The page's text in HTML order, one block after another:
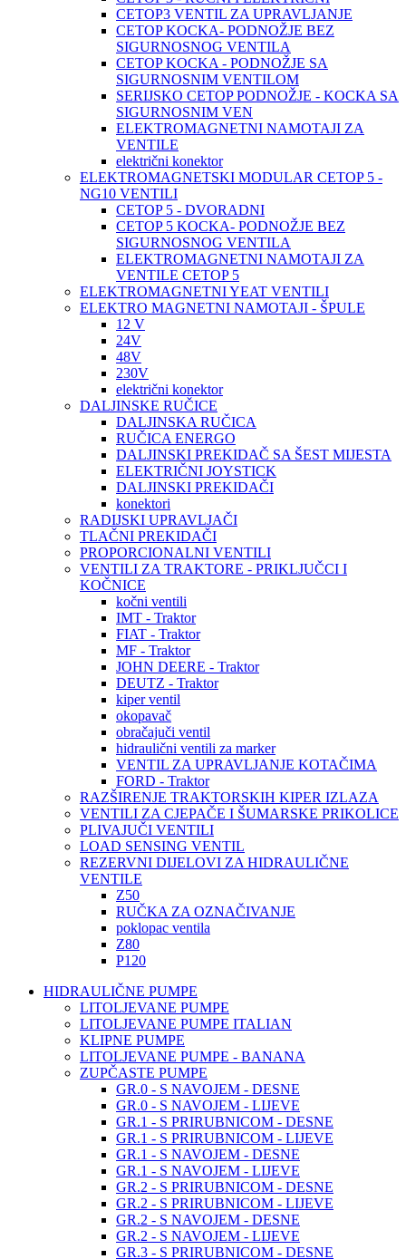
CETOP3 VENTIL ZA UPRAVLJANJE
CETOP KOCKA- PODNOŽJE BEZ
SIGURNOSNOG VENTILA
CETOP KOCKA - PODNOŽJE SA
SIGURNOSNIM VENTILOM
SERIJSKO CETOP PODNOŽJE - KOCKA SA
SIGURNOSNIM VEN
ELEKTROMAGNETNI NAMOTAJI ZA
VENTILE
električni konektor
ELEKTROMAGNETSKI MODULAR CETOP 5 -
NG10 VENTILI
CETOP 5 - DVORADNI
CETOP 5 KOCKA- PODNOŽJE BEZ
SIGURNOSNOG VENTILA
ELEKTROMAGNETNI NAMOTAJI ZA
VENTILE CETOP 5
ELEKTROMAGNETNI YEAT VENTILI
ELEKTRO MAGNETNI NAMOTAJI - ŠPULE
12 V
24V
48V
230V
električni konektor
DALJINSKE RUČICE
DALJINSKA RUČICA
RUČICA ENERGO
DALJINSKI PREKIDAČ SA ŠEST MIJESTA
ELEKTRIČNI JOYSTICK
DALJINSKI PREKIDAČI
konektori
RADIJSKI UPRAVLJAČI
TLAČNI PREKIDAČI
PROPORCIONALNI VENTILI
VENTILI ZA TRAKTORE - PRIKLJUČCI I
KOČNICE
kočni ventili
IMT - Traktor
FIAT - Traktor
MF - Traktor
JOHN DEERE - Traktor
DEUTZ - Traktor
kiper ventil
okopavač
obračajuči ventil
hidraulični ventili za marker
VENTIL ZA UPRAVLJANJE KOTAČIMA
FORD - Traktor
RAZŠIRENJE TRAKTORSKIH KIPER IZLAZA
VENTILI ZA CJEPAČE I ŠUMARSKE PRIKOLICE
PLIVAJUČI VENTILI
LOAD SENSING VENTIL
REZERVNI DIJELOVI ZA HIDRAULIČNE
VENTILE
Z50
RUČKA ZA OZNAČIVANJE
poklopac ventila
Z80
P120
HIDRAULIČNE PUMPE
LITOLJEVANE PUMPE
LITOLJEVANE PUMPE ITALIAN
KLIPNE PUMPE
LITOLJEVANE PUMPE - BANANA
ZUPČASTE PUMPE
GR.0 - S NAVOJEM - DESNE
GR.0 - S NAVOJEM - LIJEVE
GR.1 - S PRIRUBNICOM - DESNE
GR.1 - S PRIRUBNICOM - LIJEVE
GR.1 - S NAVOJEM - DESNE
GR.1 - S NAVOJEM - LIJEVE
GR.2 - S PRIRUBNICOM - DESNE
GR.2 - S PRIRUBNICOM - LIJEVE
GR.2 - S NAVOJEM - DESNE
GR.2 - S NAVOJEM - LIJEVE
GR.3 - S PRIRUBNICOM - DESNE